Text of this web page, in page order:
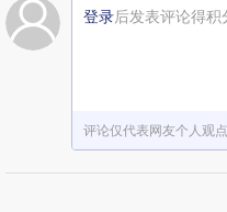
登录后发表评论得积
评论仅代表网友个人观